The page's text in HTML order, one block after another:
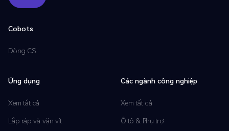
Nộp
Cobots
Dòng CS
Ứng dụng
Xem tất cả
Lắp ráp và vặn vít
Các ngành công nghiệp
Xem tất cả
Ô tô & Phụ trợ